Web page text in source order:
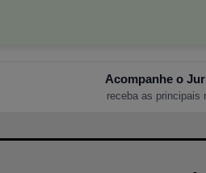
Acompanhe o
receba as principais